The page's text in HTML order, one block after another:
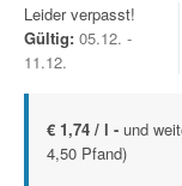
Leider verpasst!
Gültig: 05.12. -
11.12.
€ 1,74 / l - und
4,50 Pfand)